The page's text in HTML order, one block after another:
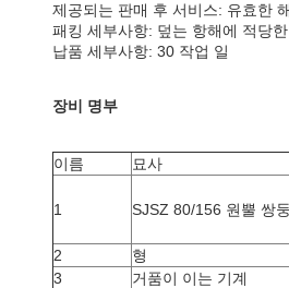
제공되는 판매 후 서비스: 유효한
패킹 세부사항: 덮는 항해에 적당
납품 세부사항: 30 작업 일
장비 명부
이름 묘사
1 SJSZ 80/156 원뿔 쌍
2
형
3
거품이 이는 기계